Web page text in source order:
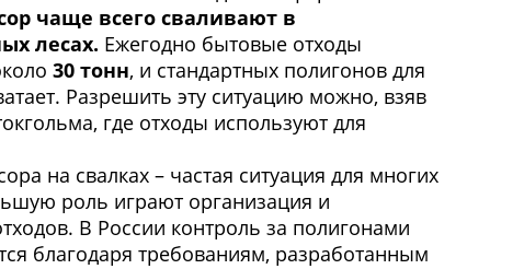
чаще всего сваливают в
лесах. Ежегодно бытовые отходы
30 тонн, и стандартных полигонов для
Разрешить эту ситуацию можно, взяв
где отходы используют для
на свалках – частая ситуация для многих
роль играют организация и
В России контроль за полигонами
благодаря требованиям, разработанным